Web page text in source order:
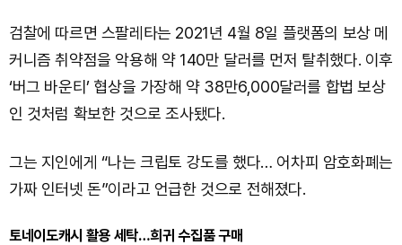
검찰에 따르면 스팔레타는 2021년 4월 8일 플랫폼의 보상 메
커니즘 취약점을 악용해 약 140만 달러를 먼저 탈취했다. 이후
‘버그 바운티’ 협상을 가장해 약 38만6,000달러를 합법 보상
인 것처럼 확보한 것으로 조사됐다.
그는 지인에게 “나는 크립토 강도를 했다… 어차피 암호화폐는
가짜 인터넷 돈”이라고 언급한 것으로 전해졌다.
토네이도캐시 활용 세탁…희귀 수집품 구매